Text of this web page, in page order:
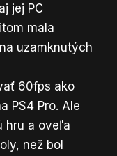
jej PC
mala
uzamknutých
60fps ako
PS4 Pro. Ale
hru a oveľa
než bol